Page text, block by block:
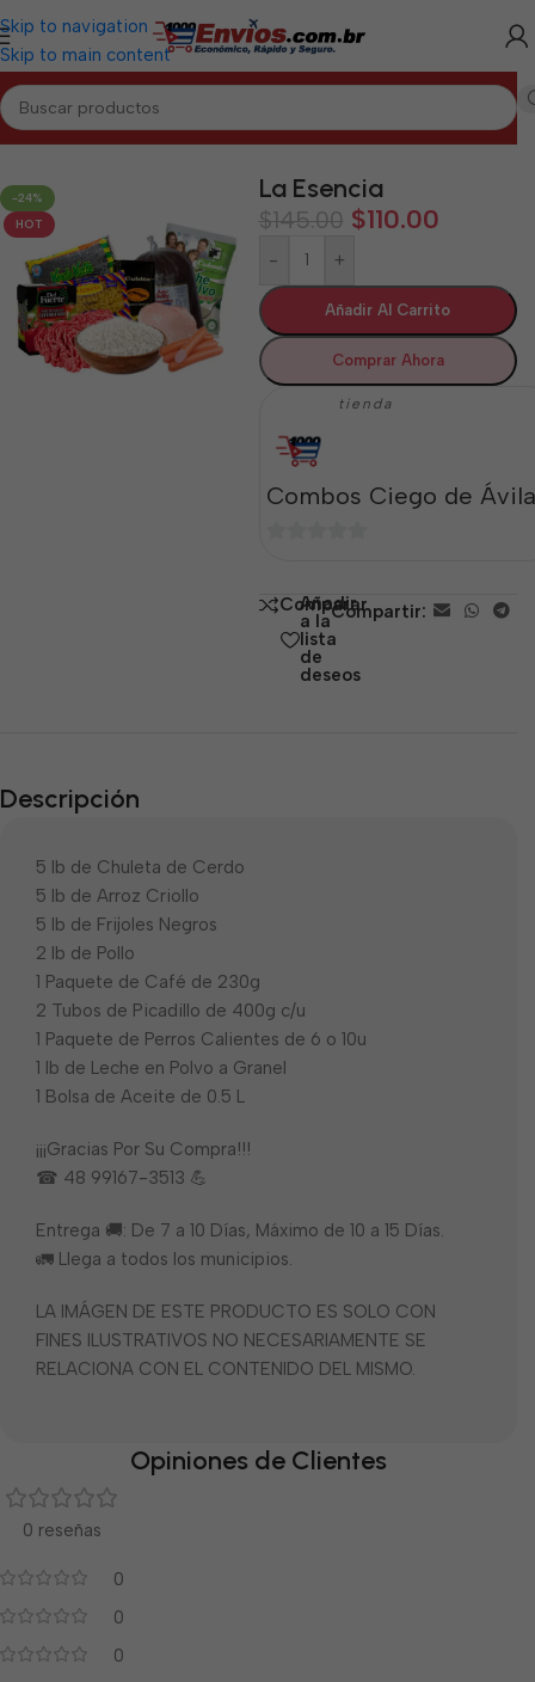
Skip to navigation
Skip to main content
DE ÁVILA/Combos de Alimentos y Mixtos Ciego de Ávila
-24%
HOT
La Esencia
$145.00 $110.00
- +
Añadir Al Carrito
Comprar Ahora
tienda
Combos Ciego de Ávila
5 Comparar
Añadir
a la
lista
de
deseos
Compartir:
Descripción
5 lb de Chuleta de Cerdo
5 lb de Arroz Criollo
5 lb de Frijoles Negros
2 lb de Pollo
1 Paquete de Café de 230g
2 Tubos de Picadillo de 400g c/u
1 Paquete de Perros Calientes de 6 o 10u
1 lb de Leche en Polvo a Granel
1 Bolsa de Aceite de 0.5 L
¡¡¡Gracias Por Su Compra!!!
☎ 48 99167-3513 💪
Entrega 🚚: De 7 a 10 Días, Máximo de 10 a 15 Días.
🚛 Llega a todos los municipios.
LA IMÁGEN DE ESTE PRODUCTO ES SOLO CON
FINES ILUSTRATIVOS NO NECESARIAMENTE SE
RELACIONA CON EL CONTENIDO DEL MISMO.
Opiniones de Clientes
0 reseñas
0
0
0